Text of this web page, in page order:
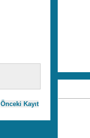
Önceki Kayıt